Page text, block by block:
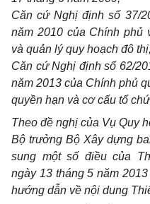
Căn cứ Nghị định số 37/
năm 2010 của Chính phủ
và quản lý quy hoạch đô
Căn cứ Nghị định số 62/
năm 2013 của Chính phủ
quyền hạn và cơ cấu tổ
Theo đề nghị của Vụ Quy
Bộ trưởng Bộ Xây dựng
sung một số điều của
ngày 13 tháng 5 năm
hướng dẫn về nội dung